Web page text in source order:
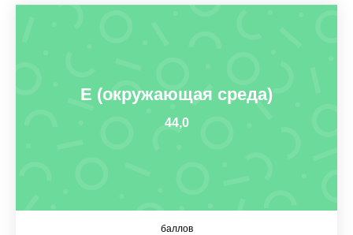
E (окружающая среда)
44,0
баллов